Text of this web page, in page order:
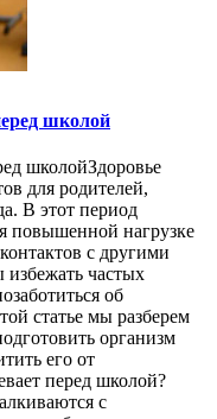
школой
школойЗдоровье
для родителей,
В этот период
повышенной нагрузке
с другими
частых
об
статье мы разберем
организм
его от
перед школой?
с